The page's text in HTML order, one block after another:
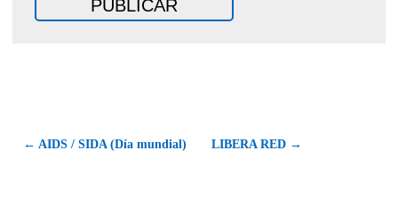
← AIDS / SIDA (Día mundial) LIBERA RED →